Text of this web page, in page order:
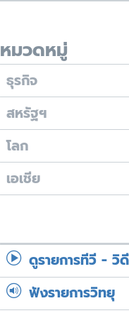
หมวดหมู่
ธุรกิจ
สหรัฐฯ
โลก
เอเชีย
ดูรายการทีวี - วิ
ฟังรายการวิทยุ